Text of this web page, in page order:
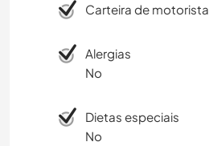
Carteira de motorista
Alergias
No
Dietas especiais
No